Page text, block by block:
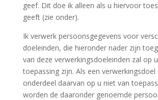
geef. Dit doe ik alleen als u hiervoor
geeft (zie onder).
Ik verwerk persoonsgegevens voor
doeleinden, die hieronder nader zijn
van deze verwerkingsdoeleinden zal op
toepassing zijn. Als een
onderdeel daarvan op u niet van
worden de daaronder genoemde